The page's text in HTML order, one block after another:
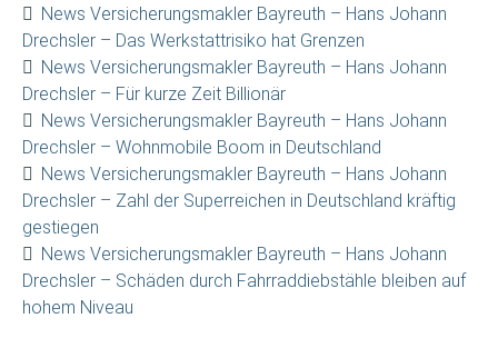
News Versicherungsmakler Bayreuth – Hans Johann
Drechsler – Das Werkstattrisiko hat Grenzen
News Versicherungsmakler Bayreuth – Hans Johann
Drechsler – Für kurze Zeit Billionär
News Versicherungsmakler Bayreuth – Hans Johann
Drechsler – Wohnmobile Boom in Deutschland
News Versicherungsmakler Bayreuth – Hans Johann
Drechsler – Zahl der Superreichen in Deutschland kräftig
gestiegen
News Versicherungsmakler Bayreuth – Hans Johann
Drechsler – Schäden durch Fahrraddiebstähle bleiben auf
hohem Niveau